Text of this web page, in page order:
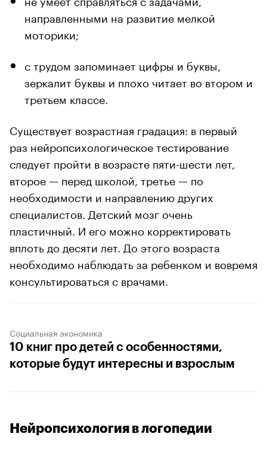
направленными на развитие мелкой
моторики;
с трудом запоминает цифры и буквы,
зеркалит буквы и плохо читает во втором и
третьем классе.
Существует возрастная градация: в первый
раз нейропсихологическое тестирование
следует пройти в возрасте пяти-шести лет,
второе — перед школой, третье — по
необходимости и направлению других
специалистов. Детский мозг очень
пластичный. И его можно корректировать
вплоть до десяти лет. До этого возраста
необходимо наблюдать за ребенком и вовремя
консультироваться с врачами.
Социальная экономика
10 книг про детей с особенностями,
которые будут интересны и взрослым
Нейропсихология в логопедии